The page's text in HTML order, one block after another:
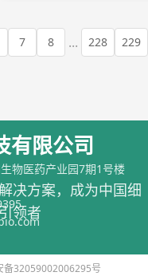
7 8 ... 228 229
有限公司
决方案，成为中国细
领者
物医药产业园7期1号楼
备32059002006295号